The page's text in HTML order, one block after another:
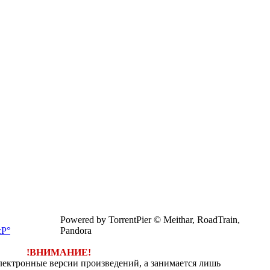
Powered by TorrentPier © Meithar, RoadTrain,
Pandora
!ВНИМАНИЕ!
версии произведений, а занимается лишь